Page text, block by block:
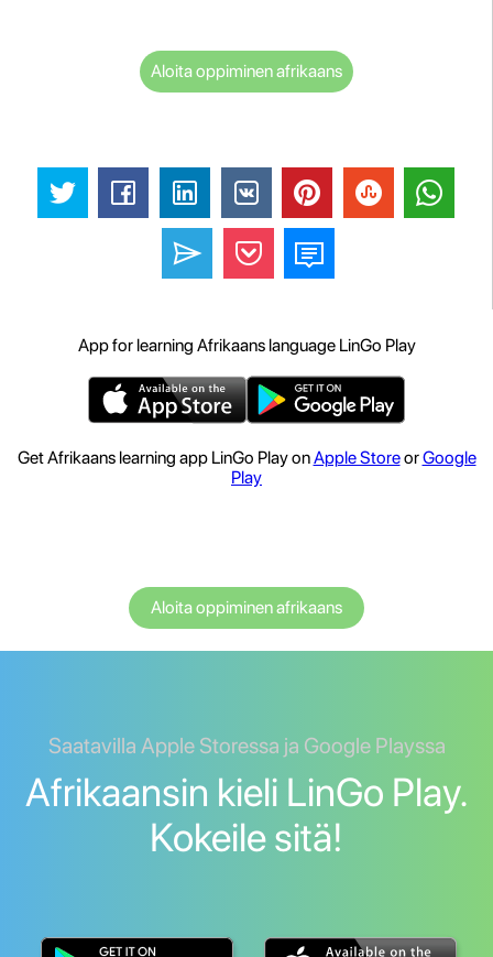
Aloita oppiminen afrikaans
App for learning Afrikaans language LinGo Play
Get Afrikaans learning app LinGo Play onApple StoreorGoogle
Play
Aloita oppiminen afrikaans
Saatavilla Apple Storessa ja Google Playssa
Afrikaansin kieli LinGo Play.
Kokeile sitä!